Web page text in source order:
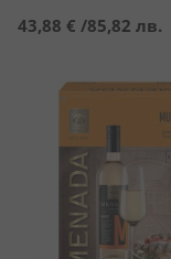
43,88 € /85,82 лв.